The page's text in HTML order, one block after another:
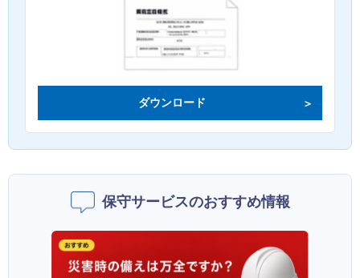
ダウンロード
保守サービスのおすすめ情報